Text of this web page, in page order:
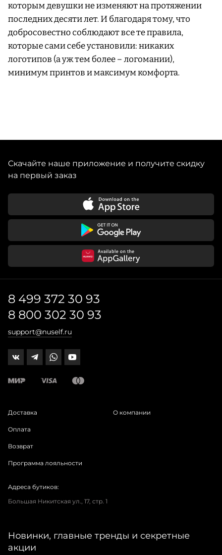
которым девушки не изменяют на протяжении
последних десяти лет. И благодаря тому, что
добросовестно соблюдают все те правила,
которые сами себе установили: никаких
логотипов (а уж тем более – логомании),
минимум принтов и максимум комфорта.
Скачайте наше приложение и получите скидку
на первый заказ
8 499 372 30 93
8 800 302 30 93
support@nuself.ru
Доставка
Оплата
Возврат
Программа лояльности
О компании
Адреса бутиков:
Большая Никитская ул., 17, стр. 1
Новинки, главные тренды и секретные
акции